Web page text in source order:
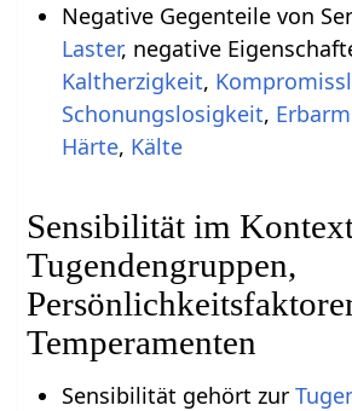
Negative Gegenteile von
Laster, negative
Kaltherzigkeit,
Schonungslosigkeit,
Härte, Kälte
Sensibilität im
Tugendengruppen,
Temperamenten
Sensibilität gehört zur